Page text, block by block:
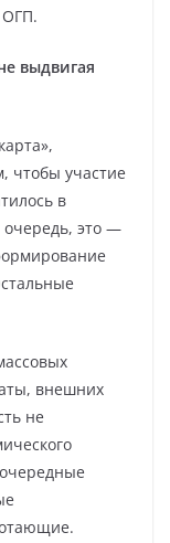
ОГП.
выдвигая
чтобы участие
в
очередь, это —
внешних
не